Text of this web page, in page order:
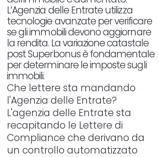
L’Agenzia delle Entrate utilizza
tecnologie avanzate per verificare
se gli immobili devono aggiornare
la rendita. La variazione catastale
post Superbonus è fondamentale
per determinare le imposte sugli
immobili.
Che lettere sta mandando
l'Agenzia delle Entrate?
L'agenzia delle Entrate sta
recapitando le Lettere di
Compliance che derivano da
un controllo automatizzato